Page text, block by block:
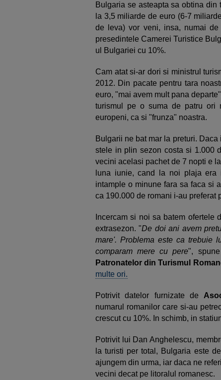
Bulgaria se asteapta sa obtina
la 3,5 miliarde de euro (6-7
de leva) vor veni, insa, numai
presedintele Camerei Turistice
ul Bulgariei cu 10%.
Cam atat si-ar dori si ministrul
2012. Din pacate pentru tara
euro, "mai avem mult pana
turismul pe o suma de patru ori
europeni, ca si "frunza" noastra.
Bulgarii ne bat mar la preturi. Daca
stele in plin sezon costa si 1.000
vecini acelasi pachet de 7 nopti e
luna iunie, cand la noi plaja
intample o minune fara sa faca si
ca 190.000 de romani i-au preferat
Incercam si noi sa batem ofertele
extrasezon. "De doi ani avem
mare'. Problema este ca trebuie
comparam mere cu pere",
Patronatelor din Turismul
multe ori.
Potrivit datelor furnizate de
numarul romanilor care si-au
crescut cu 10%. In schimb, in
Potrivit lui Dan Anghelescu,
la turisti per total, Bulgaria este
ajungem din urma, iar daca ne
vecini decat pe litoralul romanesc.